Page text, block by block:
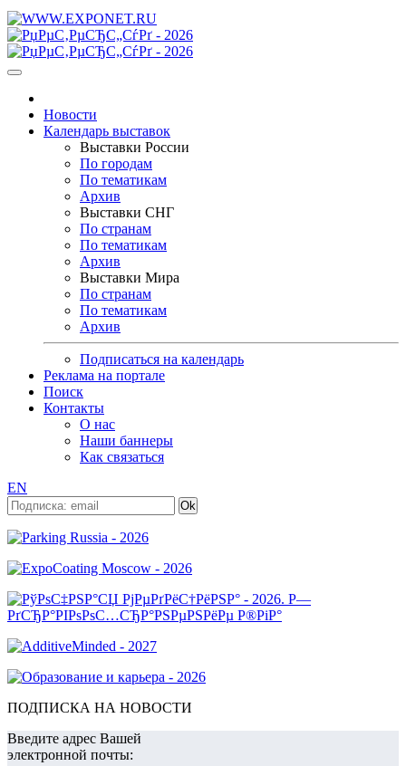
Новости
Календарь выставок
Выставки России
По городам
По тематикам
Архив
Выставки СНГ
По странам
По тематикам
Архив
Выставки Мира
По странам
По тематикам
Архив
Подписаться на календарь
Реклама на портале
Поиск
Контакты
О нас
Наши баннеры
Как связаться
EN
ПОДПИСКА НА НОВОСТИ
Введите адрес Вашей
электронной почты: